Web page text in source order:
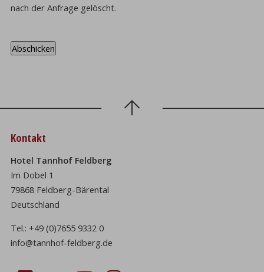
nach der Anfrage gelöscht.
Kontakt
Hotel Tannhof Feldberg
Im Dobel 1
79868 Feldberg-Bärental
Deutschland
Tel.:+49 (0)7655 9332 0
info@tannhof-feldberg.de